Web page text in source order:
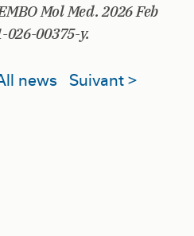
Mol Med. 2026 Feb
026-00375-y.
news Suivant >